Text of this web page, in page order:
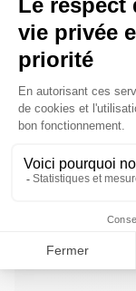
défense, de la
considéré
de